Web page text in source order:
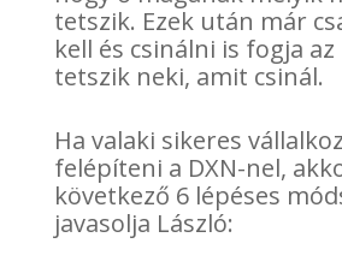
tetszik. Ezek után már
kell és csinálni is fogja
tetszik neki, amit csinál.
Ha valaki sikeres
felépíteni a DXN-nel,
következő 6 lépéses
javasolja László: